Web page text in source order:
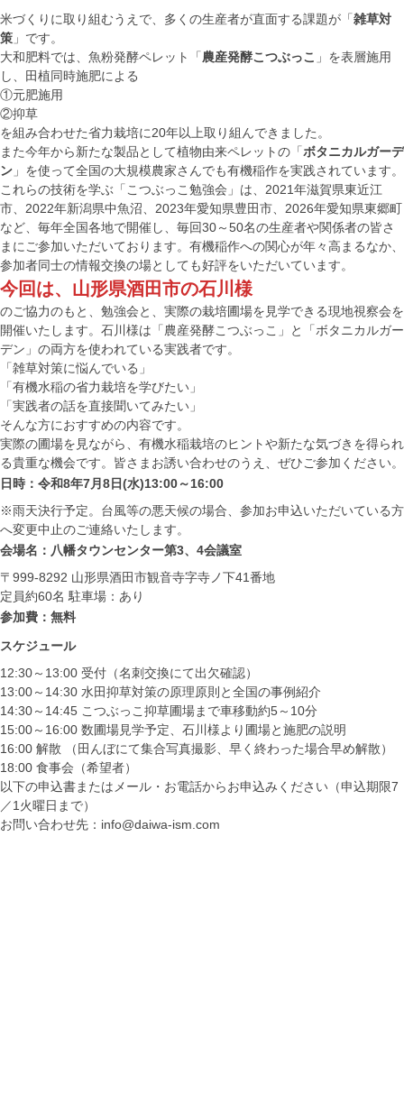
米づくりに取り組むうえで、多くの生産者が直面する課題が「雑草対
策 」です。
大和肥料では、魚粉発酵ペレット「農産発酵こつぶっこ 」を表層施用
し、田植同時施肥による
①元肥施用
②抑草
を組み合わせた省力栽培に20年以上取り組んできました。
また今年から新たな製品として植物由来ペレットの「ボタニカルガーデ
ン 」を使って全国の大規模農家さんでも有機稲作を実践されています。
これらの技術を学ぶ「こつぶっこ勉強会」は、2021年滋賀県東近江
市、2022年新潟県中魚沼、2023年愛知県豊田市、2026年愛知県東郷町
など、毎年全国各地で開催し、毎回30～50名の生産者や関係者の皆さ
まにご参加いただいております。有機稲作への関心が年々高まるなか、
参加者同士の情報交換の場としても好評をいただいています。
今回は、山形県酒田市の石川様
のご協力のもと、勉強会と、実際の栽培圃場を見学できる現地視察会を
開催いたします。石川様は「農産発酵こつぶっこ」と「ボタニカルガー
デン」の両方を使われている実践者です。
「雑草対策に悩んでいる」
「有機水稲の省力栽培を学びたい」
「実践者の話を直接聞いてみたい」
そんな方におすすめの内容です。
実際の圃場を見ながら、有機水稲栽培のヒントや新たな気づきを得られ
る貴重な機会です。皆さまお誘い合わせのうえ、ぜひご参加ください。
日時：令和8年7月8日(水)13:00～16:00
※雨天決行予定。台風等の悪天候の場合、参加お申込いただいている方
へ変更中止のご連絡いたします。
会場名：八幡タウンセンター第3、4会議室
〒999-8292 山形県酒田市観音寺字寺ノ下41番地
定員約60名 駐車場：あり
参加費：無料
スケジュール
12:30～13:00 受付（名刺交換にて出欠確認）
13:00～14:30 水田抑草対策の原理原則と全国の事例紹介
14:30～14:45 こつぶっこ抑草圃場まで車移動約5～10分
15:00～16:00 数圃場見学予定、石川様より圃場と施肥の説明
16:00 解散 （田んぼにて集合写真撮影、早く終わった場合早め解散）
18:00 食事会（希望者）
以下の申込書またはメール・お電話からお申込みください（申込期限7
／1火曜日まで）
お問い合わせ先：info@daiwa-ism.com